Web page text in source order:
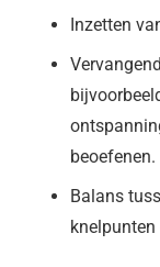
Inzetten
beoefenen.
Balans
knelpunten